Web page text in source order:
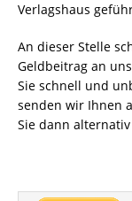
Verlagshaus
An dieser Stelle
Geldbeitrag an
Sie schnell und
senden wir Ihnen
Sie dann